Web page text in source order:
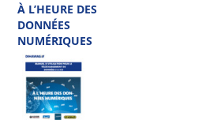
À L’HEURE DES
DONNÉES
NUMÉRIQUES